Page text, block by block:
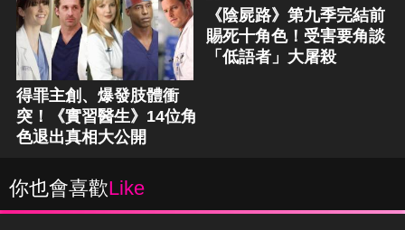
得罪主創、爆發肢體衝
突！《實習醫生》14位角
色退出真相大公開
《陰屍路》第九季完結前
賜死十角色！受害要角談
「低語者」大屠殺
你也會喜歡Like